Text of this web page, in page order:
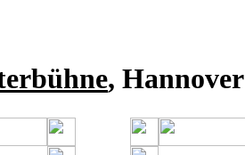
, Hannover